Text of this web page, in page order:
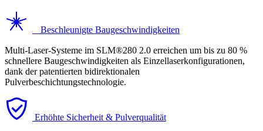
Beschleunigte Baugeschwindigkeiten
Multi-Laser-Systeme im SLM®280 2.0 erreichen um bis zu 80 %
schnellere Baugeschwindigkeiten als Einzellaserkonfigurationen,
dank der patentierten bidirektionalen
Pulverbeschichtungstechnologie.
Erhöhte Sicherheit & Pulverqualität